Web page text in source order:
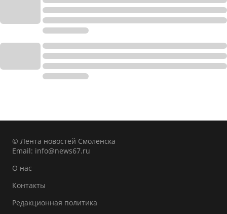
© Лента новостей Смоленска
Email: info@news67.ru
О нас
Контакты
Редакционная политика